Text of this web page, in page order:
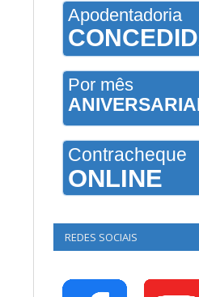
Apodentadoria
Por mês
Contracheque
ONLINE
REDES SOCIAIS